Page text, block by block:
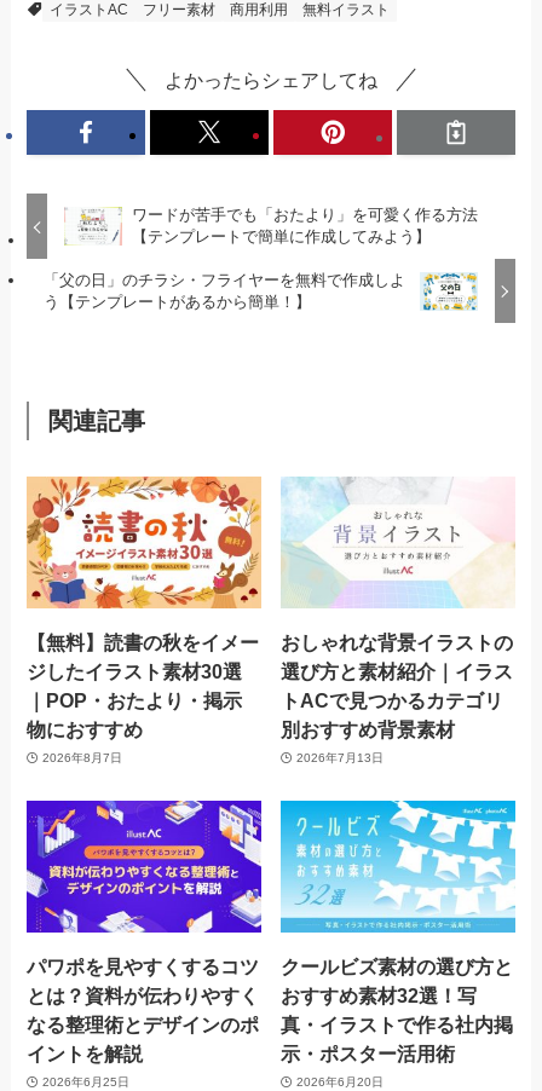
イラストAC
フリー素材 商用利用 無料イラスト
よかったらシェアしてね
ワードが苦手でも「おたより」を可愛く作る方法
【テンプレートで簡単に作成してみよう】
「父の日」のチラシ・フライヤーを無料で作成しよ
う【テンプレートがあるから簡単！】
関連記事
【無料】読書の秋をイメー
ジしたイラスト素材30選
｜POP・おたより・掲示
物におすすめ
2026年8月7日
おしゃれな背景イラストの
選び方と素材紹介｜イラス
トACで見つかるカテゴリ
別おすすめ背景素材
2026年7月13日
パワポを見やすくするコツ
とは？資料が伝わりやすく
なる整理術とデザインのポ
イントを解説
2026年6月25日
クールビズ素材の選び方と
おすすめ素材32選！写
真・イラストで作る社内掲
示・ポスター活用術
2026年6月20日